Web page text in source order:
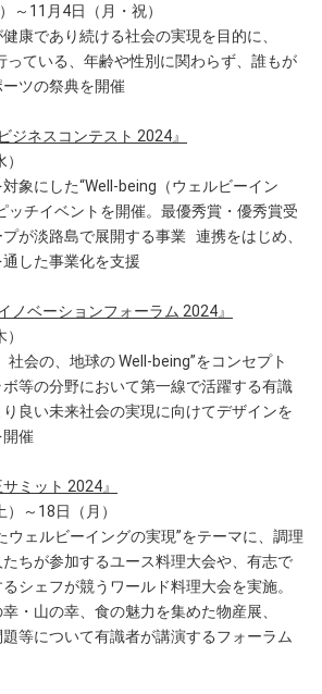
～11月4日（月・祝）
康であり続ける社会の実現を目的に、
っている、年齢や性別に関わらず、誰もが
ツの祭典を開催
ネスコンテスト 2024』
象にした“Well-being（ウェルビーイン
ッチイベントを開催。最優秀賞・優秀賞受
が淡路島で展開する事業 連携をはじめ、
した事業化を支援
ベーションフォーラム 2024』
社会の、地球の Well-being”をコンセプト
等の分野において第一線で活躍する有識
良い未来社会の実現に向けてデザインを
開催
ミット 2024』
～18日（月）
ウェルビーイングの実現”をテーマに、調理
ちが参加するユース料理大会や、有志で
シェフが競うワールド料理大会を実施。
・山の幸、食の魅力を集めた物産展、
題等について有識者が講演するフォーラム